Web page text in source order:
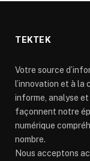
TEKTEK
Votre source
l’innovation et à
informe, analyse
façonnent notre
numérique
nombre.
Nous acceptons